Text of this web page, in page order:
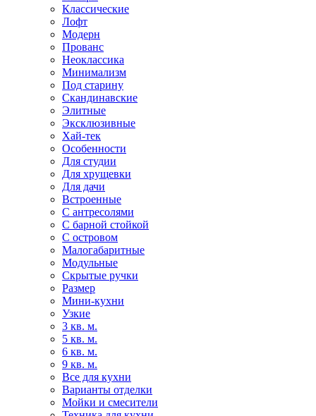
Классические
Лофт
Модерн
Прованс
Неоклассика
Минимализм
Под старину
Скандинавские
Элитные
Эксклюзивные
Хай-тек
Особенности
Для студии
Для хрущевки
Для дачи
Встроенные
С антресолями
С барной стойкой
С островом
Малогабаритные
Модульные
Скрытые ручки
Размер
Мини-кухни
Узкие
3 кв. м.
5 кв. м.
6 кв. м.
9 кв. м.
Все для кухни
Варианты отделки
Мойки и смесители